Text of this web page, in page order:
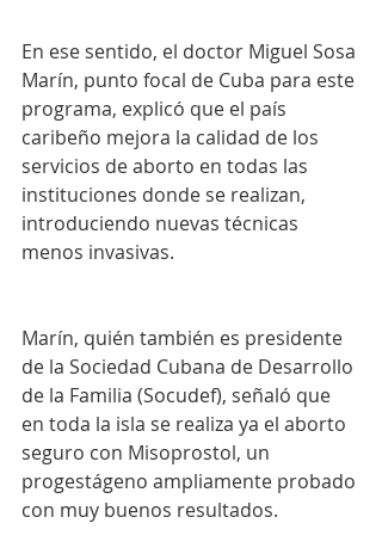
En ese sentido, el doctor Miguel Sosa
Marín, punto focal de Cuba para este
programa, explicó que el país
caribeño mejora la calidad de los
servicios de aborto en todas las
instituciones donde se realizan,
introduciendo nuevas técnicas
menos invasivas.
Marín, quién también es presidente
de la Sociedad Cubana de Desarrollo
de la Familia (Socudef), señaló que
en toda la isla se realiza ya el aborto
seguro con Misoprostol, un
progestágeno ampliamente probado
con muy buenos resultados.